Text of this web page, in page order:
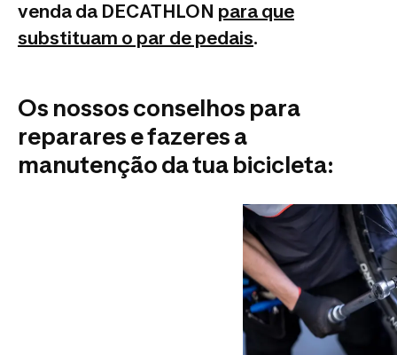
venda da DECATHLON para que
substituam o par de pedais.
Os nossos conselhos para
reparares e fazeres a
manutenção da tua bicicleta: